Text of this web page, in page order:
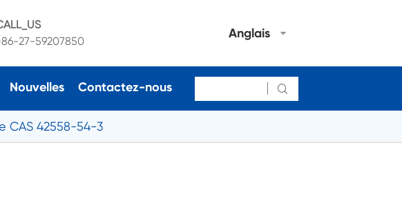
27-59207850
Anglais
Nouvelles Contactez-nous 
CAS 42558-54-3